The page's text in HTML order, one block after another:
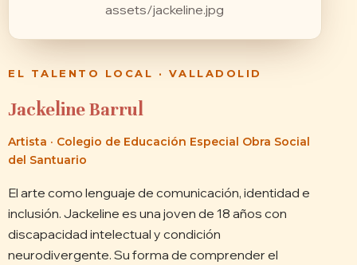
assets/jackeline.jpg
EL TALENTO LOCAL · VALLADOLID
Jackeline Barrul
Artista · Colegio de Educación Especial Obra Social
del Santuario
El arte como lenguaje de comunicación, identidad e
inclusión. Jackeline es una joven de 18 años con
discapacidad intelectual y condición
neurodivergente. Su forma de comprender el